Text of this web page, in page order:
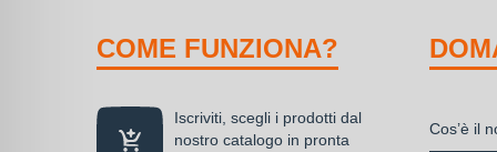
COME FUNZIONA?
Iscriviti, scegli i prodotti dal
nostro catalogo in pronta
Cos’è il